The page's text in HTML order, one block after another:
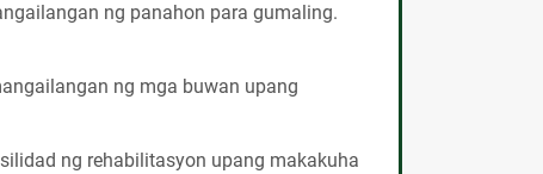
ng panahon para gumaling.
ng mga buwan upang
ng rehabilitasyon upang makakuha